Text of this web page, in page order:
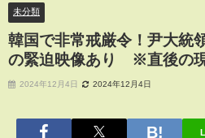
未分類
韓国で非常戒厳令！尹大統
の緊迫映像あり ※直後の
2024年12月4日 2024年12月4日